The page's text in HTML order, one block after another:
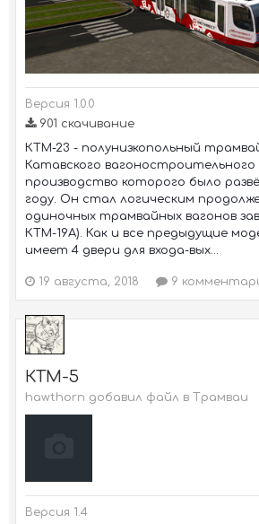
Версия 1.0.0
901 скачивание
КТМ-23 - полунизкопольный
Катавского вагоностроительного
производство которого было
году. Он стал логическим
одиночных трамвайных вагонов
КТМ-19А). Как и все предыдущие
имеет 4 двери для входа-вых...
19 августа, 2018 9
КТМ-5
hawthorn добавил файл в Трамваи
Версия 1.4